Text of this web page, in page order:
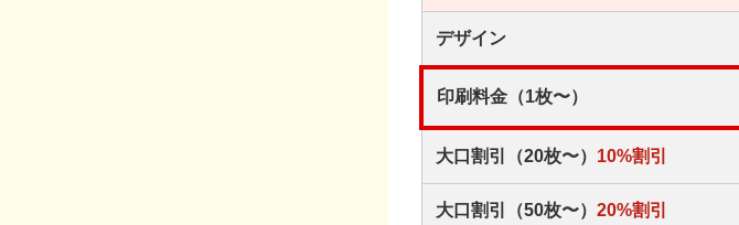
デザイン
印刷料金（1枚〜）
大口割引（20枚〜） 10%割引
大口割引（50枚〜） 20%割引